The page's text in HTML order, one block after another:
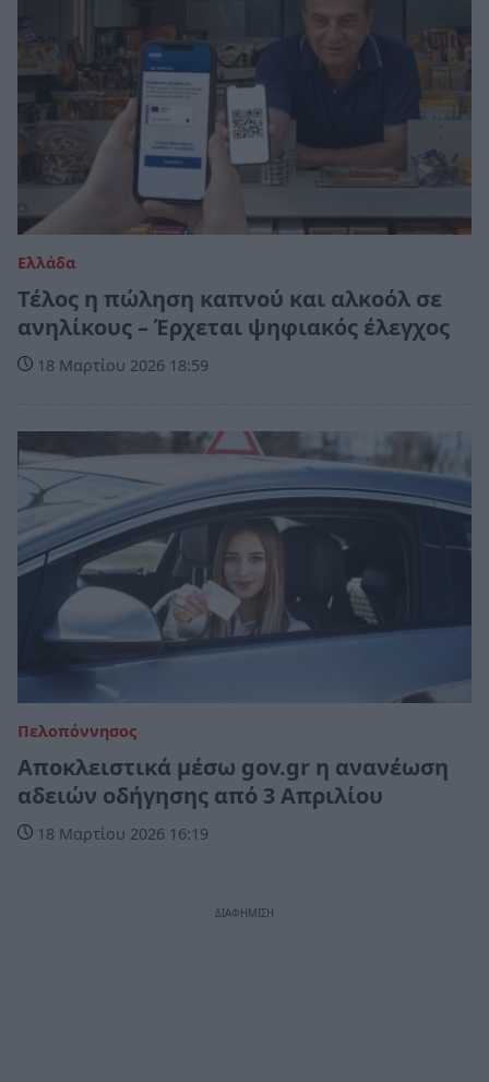
Ελλάδα
Τέλος η πώληση καπνού και αλκοόλ σε
ανηλίκους – Έρχεται ψηφιακός έλεγχος
18 Μαρτίου 2026 18:59
Πελοπόννησος
Αποκλειστικά μέσω gov.gr η ανανέωση
αδειών οδήγησης από 3 Απριλίου
18 Μαρτίου 2026 16:19